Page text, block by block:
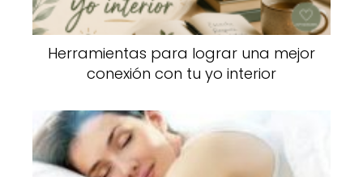
Herramientas para lograr una mejor
conexión con tu yo interior